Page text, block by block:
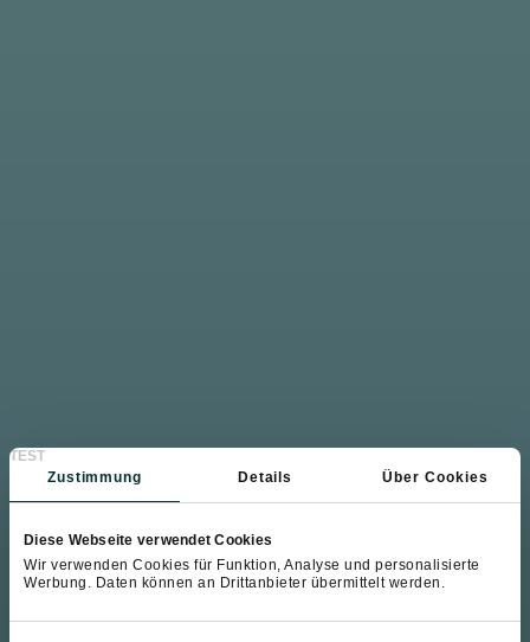
TEST
Zustimmung
Details Über Cookies
Diese Webseite verwendet Cookies
Wir verwenden Cookies für Funktion, Analyse und personalisierte
Werbung. Daten können an Drittanbieter übermittelt werden.